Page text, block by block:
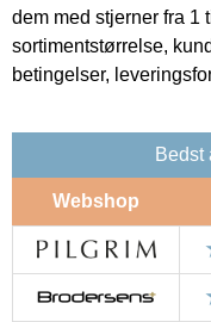
dem med stjerner fra 1
sortimentstørrelse,
betingelser,
Bedst
Webshop